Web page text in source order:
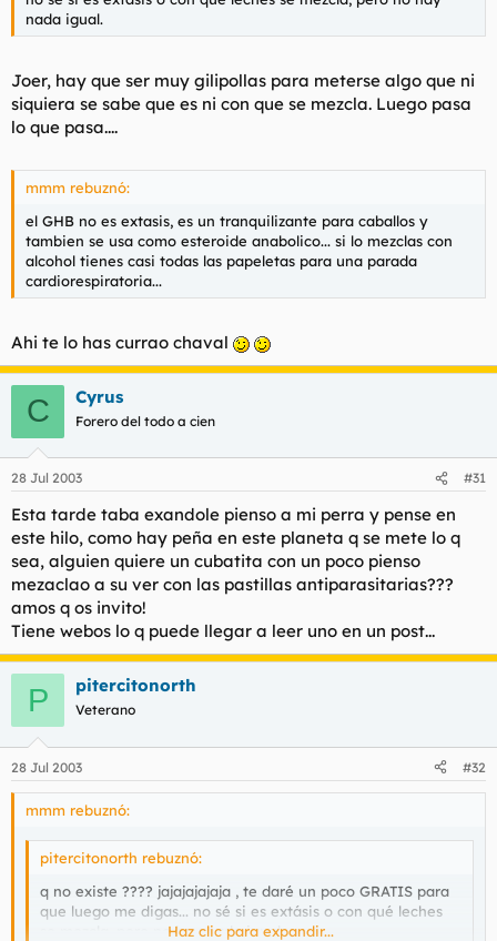
nada igual.
Joer, hay que ser muy gilipollas para meterse algo que ni
siquiera se sabe que es ni con que se mezcla. Luego pasa
lo que pasa....
mmm rebuznó:
el GHB no es extasis, es un tranquilizante para caballos y
tambien se usa como esteroide anabolico... si lo mezclas con
alcohol tienes casi todas las papeletas para una parada
cardiorespiratoria...
Ahi te lo has currao chaval
C Cyrus
Forero del todo a cien
28 Jul 2003 #31
Esta tarde taba exandole pienso a mi perra y pense en
este hilo, como hay peña en este planeta q se mete lo q
sea, alguien quiere un cubatita con un poco pienso
mezaclao a su ver con las pastillas antiparasitarias???
amos q os invito!
Tiene webos lo q puede llegar a leer uno en un post...
P pitercitonorth
Veterano
28 Jul 2003 #32
mmm rebuznó:
pitercitonorth rebuznó:
q no existe ???? jajajajajaja , te daré un poco GRATIS para
que luego me digas... no sé si es extásis o con qué leches
se mezcla, pero no hay nada igual.
Haz clic para expandir...